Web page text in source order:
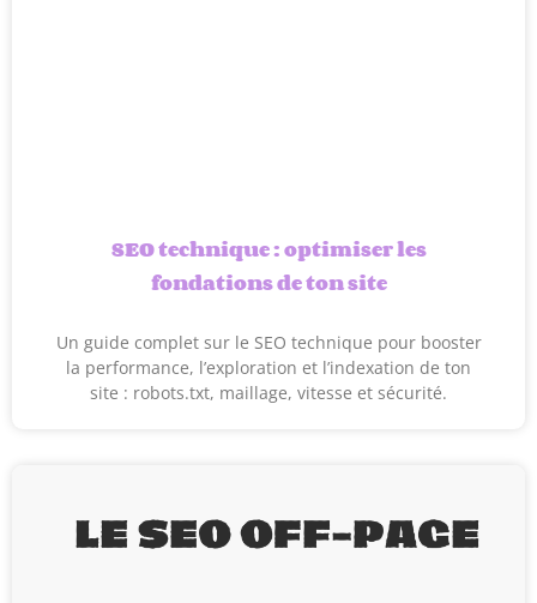
SEO technique : optimiser les
fondations de ton site
Un guide complet sur le SEO technique pour booster
la performance, l’exploration et l’indexation de ton
site : robots.txt, maillage, vitesse et sécurité.